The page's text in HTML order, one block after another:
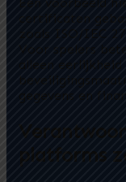
Een voorbeeld
certificaten
zoals ISO/IEC
Voor spelers
alleen
gegevens en
platforms